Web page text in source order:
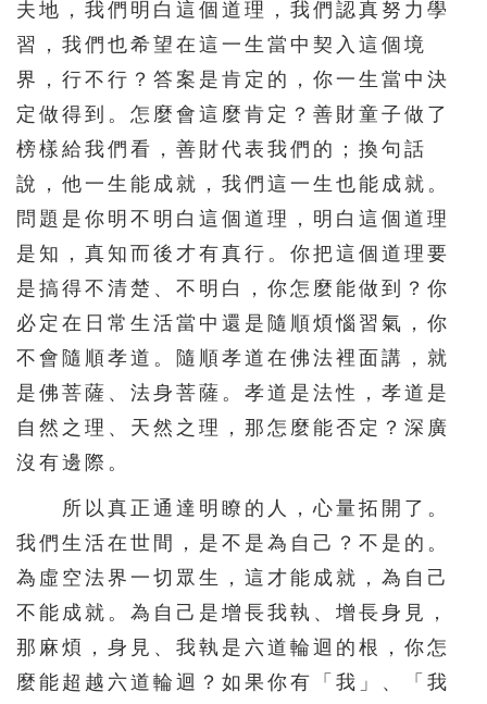
夫地，我們明白這個道理，我們認真努力學
習，我們也希望在這一生當中契入這個境
界，行不行？答案是肯定的，你一生當中決
定做得到。怎麼會這麼肯定？善財童子做了
榜樣給我們看，善財代表我們的；換句話
說，他一生能成就，我們這一生也能成就。
問題是你明不明白這個道理，明白這個道理
是知，真知而後才有真行。你把這個道理要
是搞得不清楚、不明白，你怎麼能做到？你
必定在日常生活當中還是隨順煩惱習氣，你
不會隨順孝道。隨順孝道在佛法裡面講，就
是佛菩薩、法身菩薩。孝道是法性，孝道是
自然之理、天然之理，那怎麼能否定？深廣
沒有邊際。
所以真正通達明瞭的人，心量拓開了。
我們生活在世間，是不是為自己？不是的。
為虛空法界一切眾生，這才能成就，為自己
不能成就。為自己是增長我執、增長身見，
那麻煩，身見、我執是六道輪迴的根，你怎
麼能超越六道輪迴？如果你有「我」、「我